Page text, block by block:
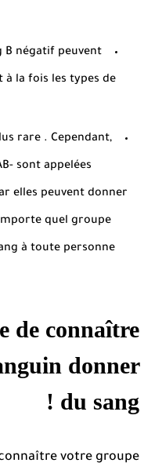
B négatif peuvent
à la fois les types de
rare . Cependant,
sont appelées
elles peuvent donner
quel groupe
à toute personne
de connaître
donner
du sang !
votre groupe